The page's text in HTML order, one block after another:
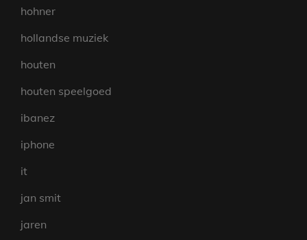
hohner
hollandse muziek
houten
houten speelgoed
ibanez
iphone
it
jan smit
jaren